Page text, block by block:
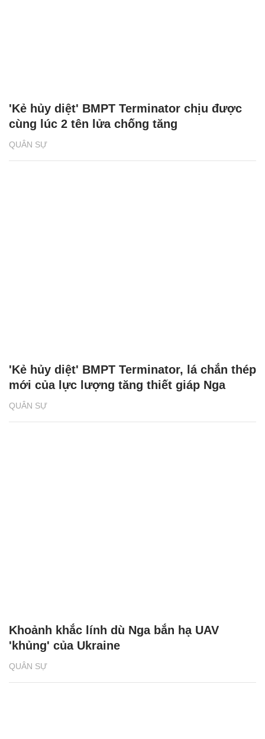
QUÂN SỰ
'Kẻ hủy diệt' BMPT Terminator chịu được
cùng lúc 2 tên lửa chống tăng
QUÂN SỰ
'Kẻ hủy diệt' BMPT Terminator, lá chắn thép
mới của lực lượng tăng thiết giáp Nga
QUÂN SỰ
Khoảnh khắc lính dù Nga bắn hạ UAV
'khủng' của Ukraine